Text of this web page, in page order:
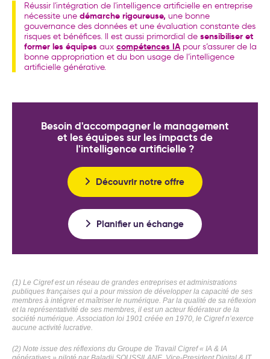
Réussir l'intégration de l'intelligence artificielle en entreprise
nécessite une démarche rigoureuse, une bonne
gouvernance des données et une évaluation constante des
risques et bénéfices. Il est aussi primordial de sensibiliser et
former les équipes aux compétences IApour s’assurer de la
bonne appropriation et du bon usage de l’intelligence
artificielle générative.
Besoin d'accompagner le management
et les équipes sur les impacts de
l'intelligence artificielle ?
Découvrir notre offre
Planifier un échange
(1) Le Cigref est un réseau de grandes entreprises et administrations
publiques françaises qui a pour mission de développer la capacité de ses
membres à intégrer et maîtriser le numérique. Par la qualité de sa réflexion
et la représentativité de ses membres, il est un acteur fédérateur de la
société numérique. Association loi 1901 créée en 1970, le Cigref n’exerce
aucune activité lucrative.
(2) Note issue des réflexions du Groupe de Travail Cigref « IA & IA